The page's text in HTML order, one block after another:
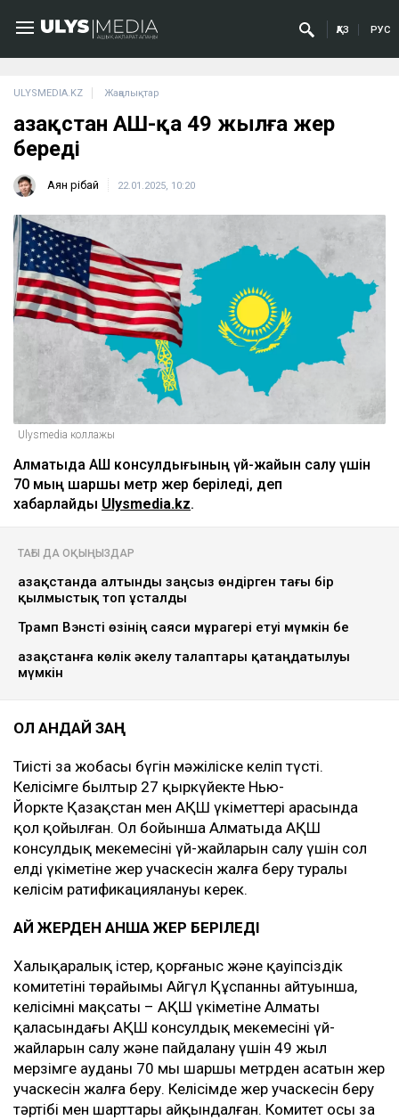
ҚАЗ РУС
ULYSMEDIA.KZ Жаңалықтар
Қазақстан АҚШ-қа 49 жылға жер
береді
Аян Өрібай 22.01.2025, 10:20
Ulysmedia коллажы
Алматыда АҚШ консулдығының үй-жайын салу үшін
70 мың шаршы метр жер беріледі, деп
хабарлайды Ulysmedia.kz.
ТАҒЫ ДА ОҚЫҢЫЗДАР
Қазақстанда алтынды заңсыз өндірген тағы бір
қылмыстық топ ұсталды
Трамп Вэнсті өзінің саяси мұрагері етуі мүмкін бе
Қазақстанға көлік әкелу талаптары қатаңдатылуы
мүмкін
ОЛ ҚАНДАЙ ЗАҢ
Тиісті заң жобасы бүгін мәжіліске келіп түсті.
Келісімге былтыр 27 қыркүйекте Нью-
Йоркте Қазақстан мен АҚШ үкіметтері арасында
қол қойылған. Ол бойынша Алматыда АҚШ
консулдық мекемесінің үй-жайларын салу үшін сол
елдің үкіметіне жер учаскесін жалға беру туралы
келісім ратификациялануы керек.
ҚАЙ ЖЕРДЕН ҚАНША ЖЕР БЕРІЛЕДІ
Халықаралық істер, қорғаныс және қауіпсіздік
комитетінің төрайымы Айгүл Құспанның айтуынша,
келісімнің мақсаты – АҚШ үкіметіне Алматы
қаласындағы АҚШ консулдық мекемесінің үй-
жайларын салу және пайдалану үшін 49 жыл
мерзімге ауданы 70 мың шаршы метрден асатын жер
учаскесін жалға беру. Келісімде жер учаскесін беру
тәртібі мен шарттары айқындалған. Комитет осы заң